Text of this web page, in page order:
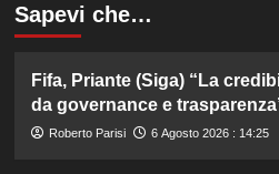
Sapevi che…
Fifa, Priante (Siga) “La
da governance e
Roberto Parisi 6 Agosto 2026 : 14:25